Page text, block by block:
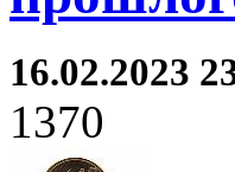
16.02.2023
1370